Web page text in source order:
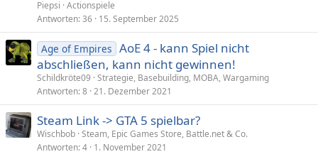
e
Piepsi Actionspiele
Antworten 36 15. September 2025
Age of Empires AoE 4 - kann Spiel nicht
abschließen, kann nicht gewinnen!
Schildkröte09 Strategie, Basebuilding, MOBA, Wargaming
Antworten 8 21. Dezember 2021
Steam Link -> GTA 5 spielbar?
Wischbob Steam, Epic Games Store, Battle.net & Co.
Antworten 4 1. November 2021